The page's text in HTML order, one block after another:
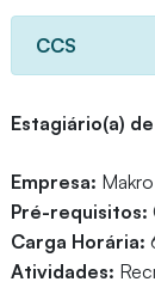
CCS
Estagiário(a)
Empresa:
Pré-requisitos:
Carga Horária:
Atividades: